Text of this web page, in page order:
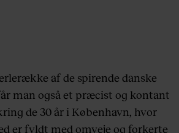
af de spirende danske
man også et præcist og kontant
de 30 år i København, hvor
er fyldt med omveje og forkerte